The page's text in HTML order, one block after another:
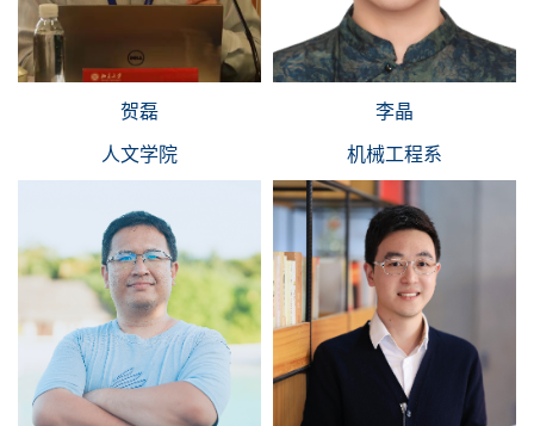
贺磊
人文学院
李晶
机械工程系